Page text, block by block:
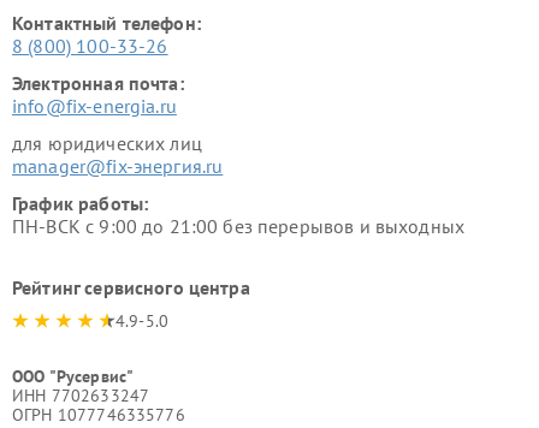
Контактный телефон:
8 (800) 100-33-26
Электронная почта:
info@fix-energia.ru
для юридических лиц
manager@fix-энергия.ru
График работы:
ПН-ВСК с 9:00 до 21:00 без перерывов и выходных
Рейтинг сервисного центра
4.9-5.0
ООО "Русервис"
ИНН 7702633247
ОГРН 1077746335776